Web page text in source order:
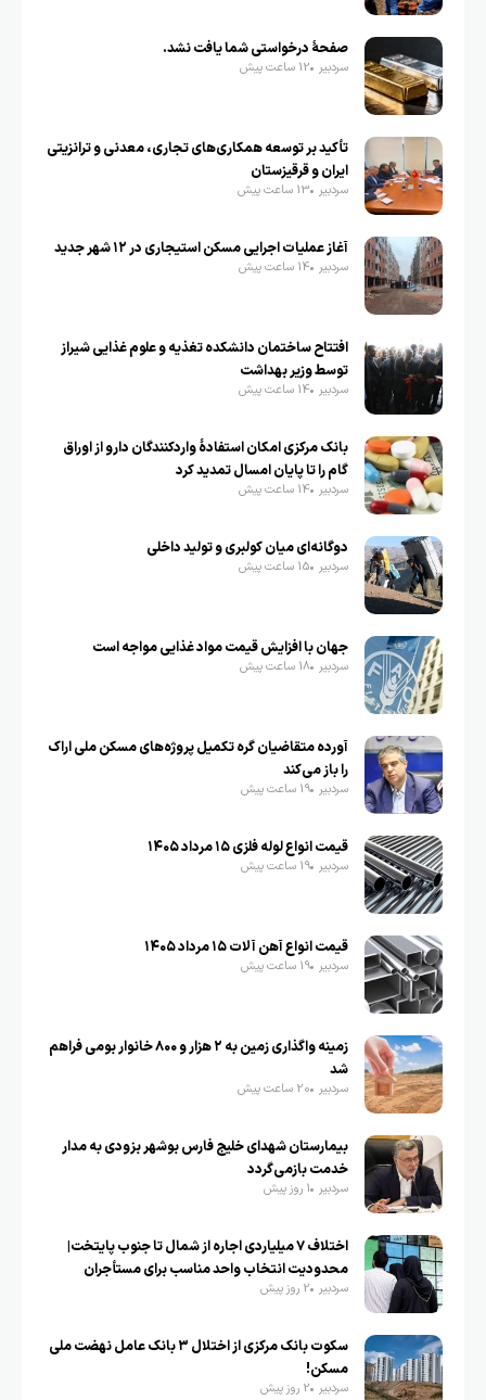
صفحهٔ درخواستی شما یافت نشد.
سردبیر 12 ساعت پیش
تأکید بر توسعه همکاری‌های تجاری، معدنی و ترانزیتی
ایران و قرقیزستان
سردبیر 13 ساعت پیش
آغاز عملیات اجرایی مسکن استیجاری در ۱۲ شهر جدید
سردبیر 14 ساعت پیش
افتتاح ساختمان دانشکده تغذیه و علوم غذایی شیراز
توسط وزیر بهداشت
سردبیر 14 ساعت پیش
بانک مرکزی امکان استفادۀ واردکنندگان دارو از اوراق
گام را تا پایان امسال تمدید کرد
سردبیر 14 ساعت پیش
دوگانه‌ای میان کولبری و تولید داخلی
سردبیر 15 ساعت پیش
جهان با افزایش قیمت مواد غذایی مواجه است
سردبیر 18 ساعت پیش
آورده متقاضیان گره تکمیل پروژه‌های مسکن ملی اراک
را باز می‌کند
سردبیر 19 ساعت پیش
قیمت انواع لوله فلزی ۱۵ مرداد ۱۴۰۵
سردبیر 19 ساعت پیش
قیمت انواع آهن آلات ۱۵ مرداد ۱۴۰۵
سردبیر 19 ساعت پیش
زمینه واگذاری زمین به ۲ هزار و ۸۰۰ خانوار بومی فراهم
شد
سردبیر 20 ساعت پیش
بیمارستان شهدای خلیج فارس بوشهر بزودی به مدار
خدمت بازمی‌گردد
سردبیر 1 روز پیش
اختلاف ۷ میلیاردی اجاره از شمال تا جنوب پایتخت|
محدودیت انتخاب واحد مناسب برای مستأجران
سردبیر 2 روز پیش
سکوت بانک مرکزی از اختلال ۳ بانک عامل نهضت ملی
مسکن!
سردبیر 2 روز پیش